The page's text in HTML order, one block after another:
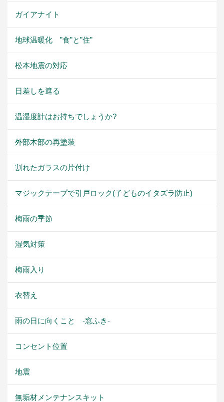
ガイアナイト
地球温暖化 ”食”と”住”
松本地震の対応
日差しを遮る
温湿度計はお持ちでしょうか?
外部木部の再塗装
割れたガラスの片付け
マジックテープで引戸ロック(子どものイタズラ防止)
梅雨の季節
湿気対策
梅雨入り
衣替え
雨の日に向くこと -窓ふき-
コンセント位置
地震
無垢材メンテナンスキット